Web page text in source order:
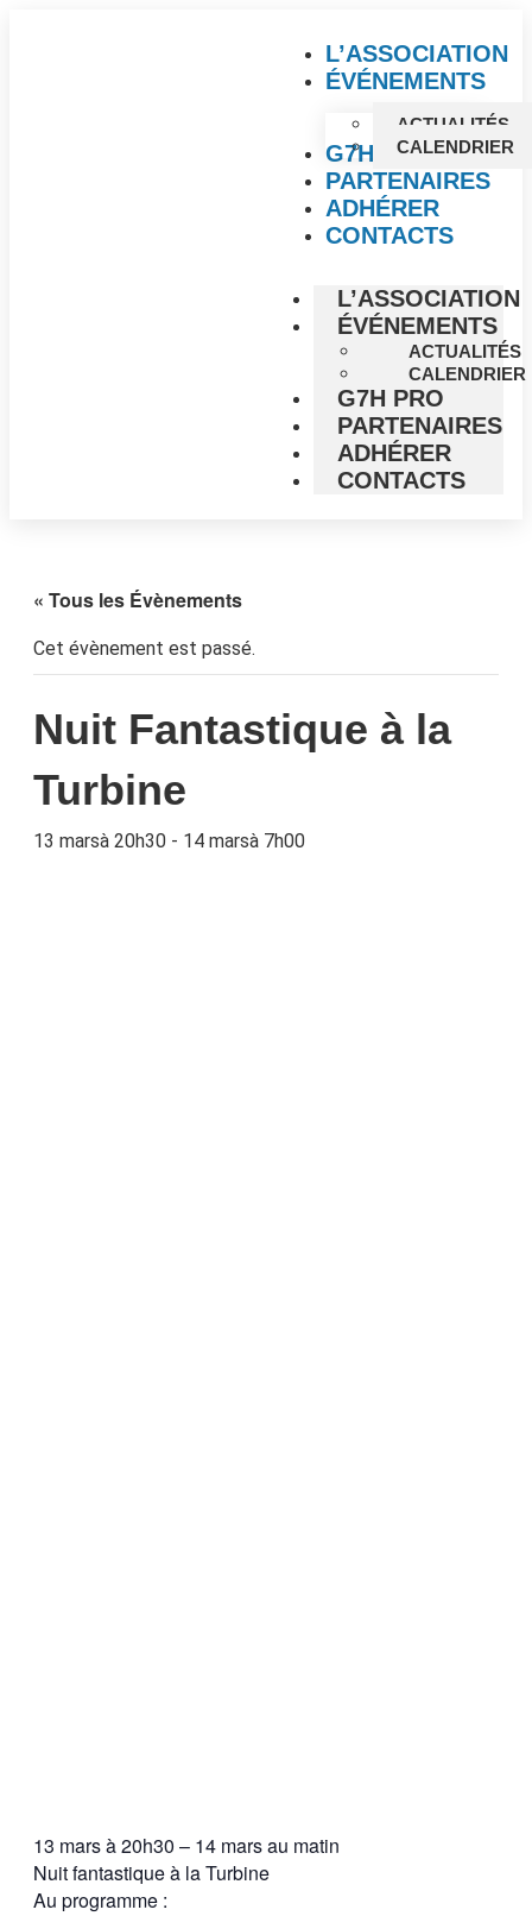
L’ASSOCIATION
ÉVÉNEMENTS
ACTUALITÉS
CALENDRIER
G7H PRO
PARTENAIRES
ADHÉRER
CONTACTS
L’ASSOCIATION
ÉVÉNEMENTS
ACTUALITÉS
CALENDRIER
G7H PRO
PARTENAIRES
ADHÉRER
CONTACTS
« Tous les Évènements
Cet évènement est passé.
Nuit Fantastique à la
Turbine
13 marsà 20h30 - 14 marsà 7h00
13 mars à 20h30 – 14 mars au matin
Nuit fantastique à la Turbine
Au programme :